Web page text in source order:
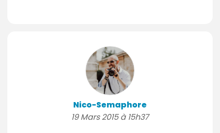
Nico-Semaphore
19 Mars 2015 à 15h37